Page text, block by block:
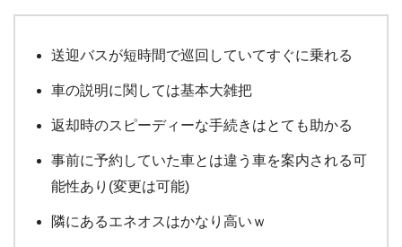
送迎バスが短時間で巡回していてすぐに乗れる
車の説明に関しては基本大雑把
返却時のスピーディーな手続きはとても助かる
事前に予約していた車とは違う車を案内される可
能性あり(変更は可能)
隣にあるエネオスはかなり高いｗ